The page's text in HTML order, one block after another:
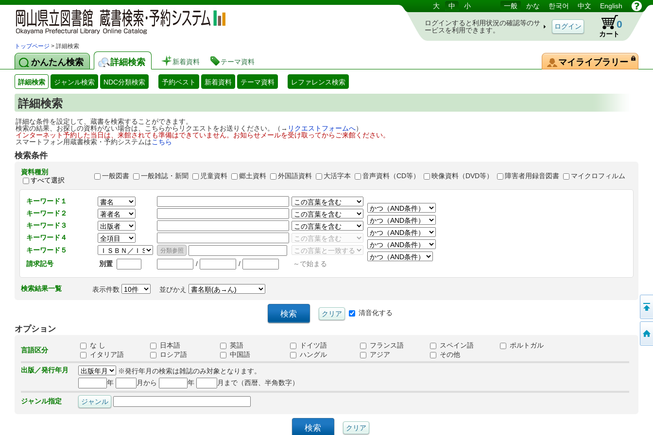
岡山県立図書館 蔵書検索・予約システム 大 中 小 一般 かな 한국어 中文 English
ログインすると利用状況の確認等のサ
ービスを利用できます。
カート
0
トップページ > 詳細検索
かんたん検索 詳細検索 新着資料 テーマ資料 マイライブラリー
詳細検索 ジャンル検索 NDC分類検索 予約ベスト 新着資料 テーマ資料 レファレンス検索
詳細検索
詳細な条件を設定して、蔵書を検索することができます。
検索の結果、お探しの資料がない場合は、こちらからリクエストをお送りください。（→ リクエストフォームへ）
インターネット予約した当日は、来館されても準備はできていません。お知らせメールを受け取ってからご来館ください。
スマートフォン用蔵書検索・予約システムはこちら
検索条件
資料種別
すべて選択
一般図書 一般雑誌・新聞 児童資料 郷土資料 外国語資料 大活字本 音声資料（CD等） 映像資料（DVD等） 障害者用録音図書 マイクロフィルム
キーワード１
キーワード２
キーワード３
キーワード４
キーワード５
請求記号
別置 / / ～で始まる
検索結果一覧 表示件数 並びかえ
清音化する
オプション
言語区分
な し 日本語 英語 ドイツ語 フランス語 スペイン語
ポルトガル
イタリア語
ロシア語 中国語 ハングル アジア
その他
出版／発行年月
※発行年月の検索は雑誌のみ対象となります。
年
月から 年 月まで（西暦、半角数字）
ジャンル指定